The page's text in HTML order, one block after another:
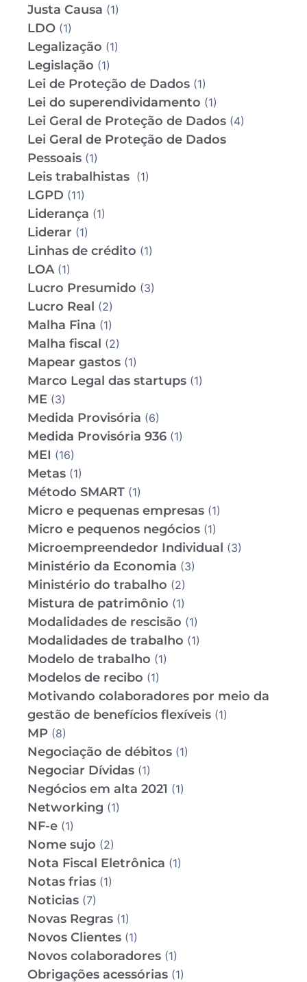
Justa Causa (1)
LDO (1)
Legalização (1)
Legislação (1)
Lei de Proteção de Dados (1)
Lei do superendividamento (1)
Lei Geral de Proteção de Dados (4)
Lei Geral de Proteção de Dados
Pessoais (1)
Leis trabalhistas (1)
LGPD (11)
Liderança (1)
Liderar (1)
Linhas de crédito (1)
LOA(1)
Lucro Presumido (3)
Lucro Real (2)
Malha Fina (1)
Malha fiscal (2)
Mapear gastos (1)
Marco Legal das startups (1)
ME (3)
Medida Provisória (6)
Medida Provisória 936 (1)
MEI (16)
Metas (1)
Método SMART (1)
Micro e pequenas empresas (1)
Micro e pequenos negócios (1)
Microempreendedor Individual (3)
Ministério da Economia (3)
Ministério do trabalho (2)
Mistura de patrimônio (1)
Modalidades de rescisão (1)
Modalidades de trabalho (1)
Modelo de trabalho (1)
Modelos de recibo (1)
Motivando colaboradores por meio da
gestão de benefícios flexíveis (1)
MP (8)
Negociação de débitos (1)
Negociar Dívidas (1)
Negócios em alta 2021 (1)
Networking (1)
NF-e (1)
Nome sujo (2)
Nota Fiscal Eletrônica (1)
Notas frias (1)
Noticias (7)
Novas Regras (1)
Novos Clientes (1)
Novos colaboradores (1)
Obrigações acessórias (1)